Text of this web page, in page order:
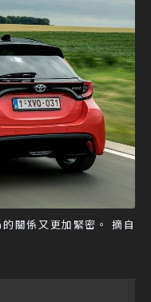
關係又更加緊密。 摘自